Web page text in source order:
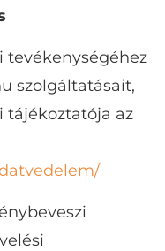
tevékenységéhez
szolgáltatásait,
tájékoztatója az